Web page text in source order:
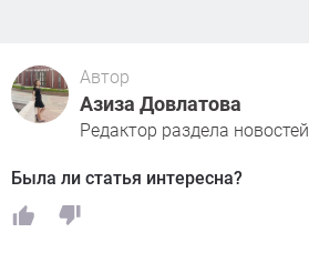
Автор
Азиза Довлатова
Редактор раздела новостей
Была ли статья интересна?